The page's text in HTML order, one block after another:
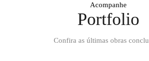
Acompanhe
Portfolio
Confira as últimas obras